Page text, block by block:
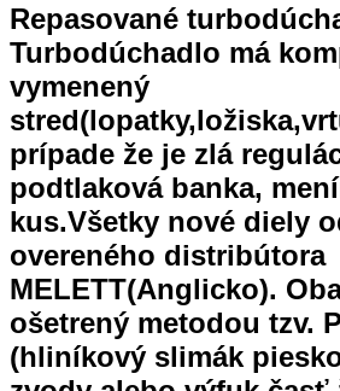
Repasované
Turbodúchadlo má
vymenený
prípade že je zlá
podtlaková banka,
kus.Všetky nové diely
overeného distribútora
MELETT(Anglicko).
ošetrený metodou tzv.
(hliníkový slimák